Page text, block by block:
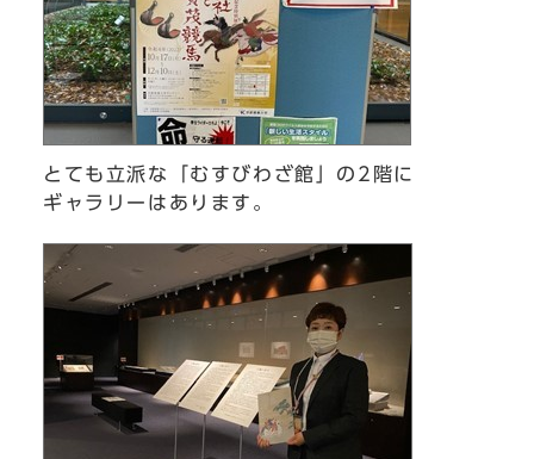
とても立派な「むすびわざ館」の2階に
ギャラリーはあります。